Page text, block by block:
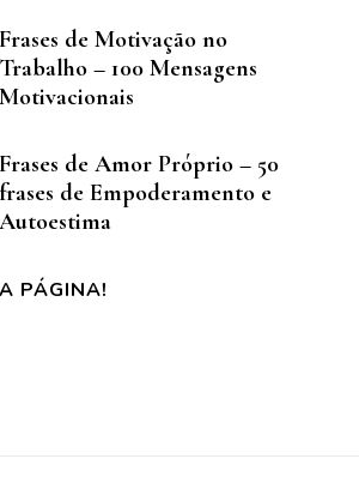
Frases de Motivação no
Trabalho – 100 Mensagens
Motivacionais
Frases de Amor Próprio – 50
frases de Empoderamento e
Autoestima
PÁGINA!